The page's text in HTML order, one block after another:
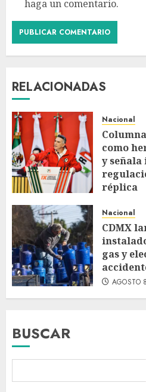
haga un comentario.
RELACIONADAS
Nacional
como
y
réplica
Nacional
CDMX
gas y
AGOSTO
BUSCAR